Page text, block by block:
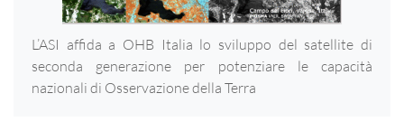
L’ASI affida a OHB Italia lo sviluppo del satellite di
seconda generazione per potenziare le capacità
nazionali di Osservazione della Terra